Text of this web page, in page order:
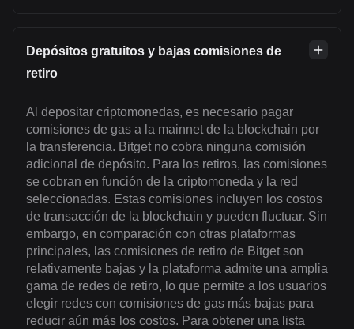
Depósitos gratuitos y bajas comisiones de
retiro
Al depositar criptomonedas, es necesario pagar
comisiones de gas a la mainnet de la blockchain por
la transferencia. Bitget no cobra ninguna comisión
adicional de depósito. Para los retiros, las comisiones
se cobran en función de la criptomoneda y la red
seleccionadas. Estas comisiones incluyen los costos
de transacción de la blockchain y pueden fluctuar. Sin
embargo, en comparación con otras plataformas
principales, las comisiones de retiro de Bitget son
relativamente bajas y la plataforma admite una amplia
gama de redes de retiro, lo que permite a los usuarios
elegir redes con comisiones de gas más bajas para
reducir aún más los costos. Para obtener una lista